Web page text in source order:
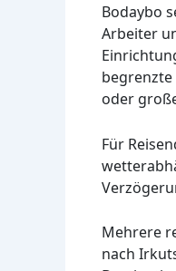
Bodaybo
Arbeiter
begrenzte
oder
Für
Mehrere
nach